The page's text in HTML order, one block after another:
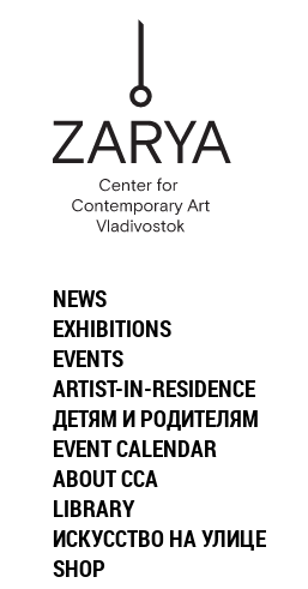
NEWS
EXHIBITIONS
EVENTS
ARTIST-IN-RESIDENCE
ДЕТЯМ И РОДИТЕЛЯМ
EVENT CALENDAR
ABOUT CCA
LIBRARY
ИСКУССТВО НА УЛИЦЕ
SHOP